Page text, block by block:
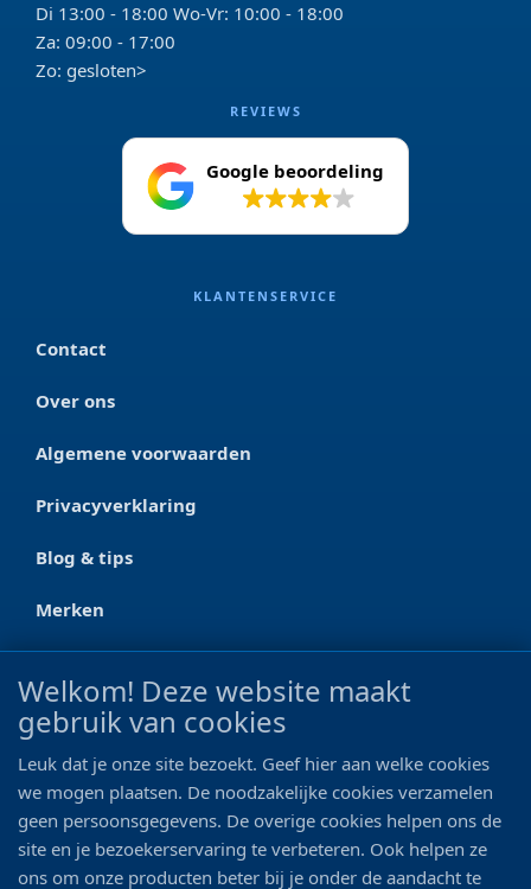
Di 13:00 - 18:00 Wo-Vr: 10:00 - 18:00
Za: 09:00 - 17:00
Zo: gesloten>
REVIEWS
Google beoordeling
KLANTENSERVICE
Contact
Over ons
Algemene voorwaarden
Privacyverklaring
Blog & tips
Merken
CONTACT
Ootmarsumseweg 125a
0546 - 622 990
06 - 11 19 81 42
Welkom! Deze website maakt
gebruik van cookies
Leuk dat je onze site bezoekt. Geef hier aan welke cookies
we mogen plaatsen. De noodzakelijke cookies verzamelen
geen persoonsgegevens. De overige cookies helpen ons de
site en je bezoekerservaring te verbeteren. Ook helpen ze
ons om onze producten beter bij je onder de aandacht te